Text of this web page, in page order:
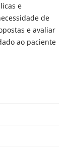
e
de
e avaliar
ao paciente